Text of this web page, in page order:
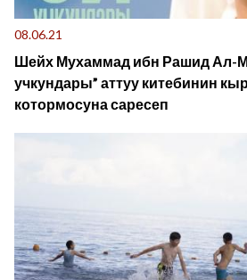
08.06.21
Шейх Мухаммад ибн Рашид Ал-
учкундары” аттуу китебинин
котормосуна саресеп